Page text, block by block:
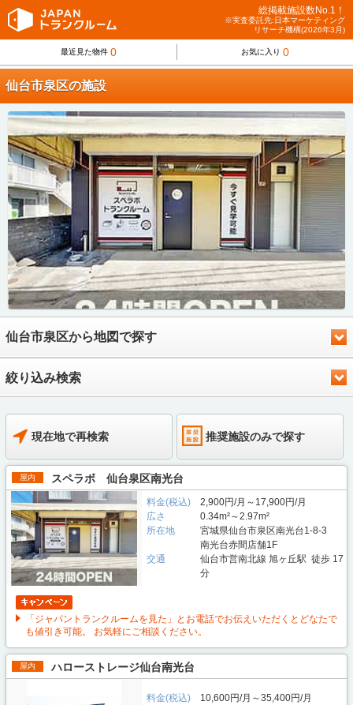
総掲載施設数No.1！
※実査委託先:日本マーケティング
リサーチ機構(2026年3月)
最近見た物件 0 お気に入り 0
仙台市泉区の施設
仙台市泉区から地図で探す
絞り込み検索
現在地で再検索 推奨施設のみで探す
屋内 スペラボ 仙台泉区南光台
料金(税込)
2,900円/月～17,900円/月
広さ
0.34m²～2.97m²
所在地
宮城県仙台市泉区南光台1-8-3
南光台赤間店舗1F
交通
仙台市営南北線 旭ヶ丘駅 徒歩 17
分
「ジャパントランクルームを見た」とお電話でお伝えいただくとどなたで
も値引き可能。 お気軽にご相談ください。
屋内 ハローストレージ仙台南光台
料金(税込)
10,600円/月～35,400円/月